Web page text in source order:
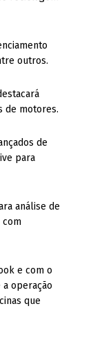
outros.
de motores.
de
para
análise de
com
e com o
operação
que